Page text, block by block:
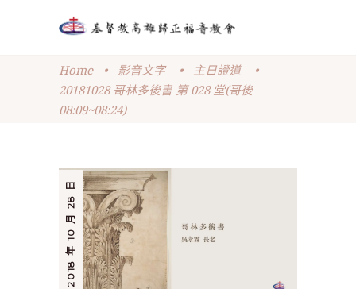
Home • 影音文字 • 主日證道
•
20181028 哥林多後書 第 028 堂(哥後
08:09~08:24)
2018 年 10 月 28 日